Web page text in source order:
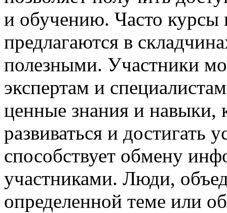
и обучению. Часто курсы
предлагаются в
полезными. Участники
экспертам и
ценные знания и навыки,
развиваться и достигать
способствует обмену
участниками. Люди,
определенной теме или